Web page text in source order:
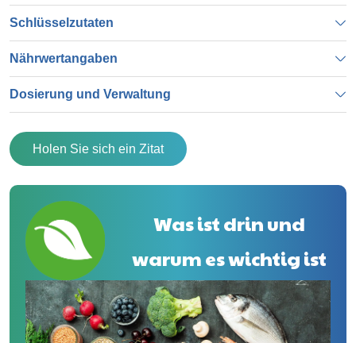
Schlüsselzutaten
Nährwertangaben
Dosierung und Verwaltung
Holen Sie sich ein Zitat
Was ist drin und
warum es wichtig ist